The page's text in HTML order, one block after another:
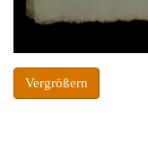
Vergrößern